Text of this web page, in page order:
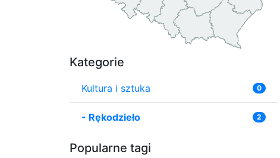
Kategorie
Kultura i sztuka 0
- Rękodzieło 2
Popularne tagi